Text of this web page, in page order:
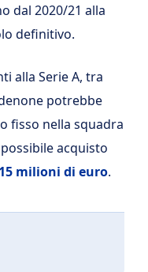
dal 2020/21 alla
definitivo.
alla Serie A, tra
potrebbe
fisso nella squadra
acquisto
15 milioni di euro.